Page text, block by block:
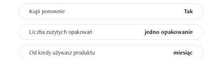
Kupi ponownie Tak
Liczba zużytych opakowań jedno opakowanie
Od kiedy używasz produktu miesiąc